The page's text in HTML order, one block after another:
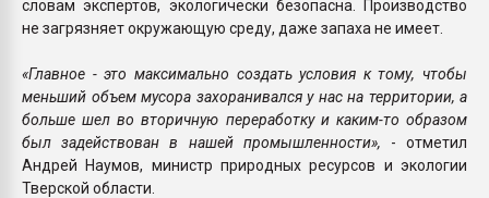
словам экспертов, экологически безопасна. Производство
не загрязняет окружающую среду, даже запаха не имеет.
«Главное - это максимально создать условия к тому, чтобы
меньший объем мусора захоранивался у нас на территории, а
больше шел во вторичную переработку и каким-то образом
был задействован в нашей промышленности», - отметил
Андрей Наумов, министр природных ресурсов и экологии
Тверской области.